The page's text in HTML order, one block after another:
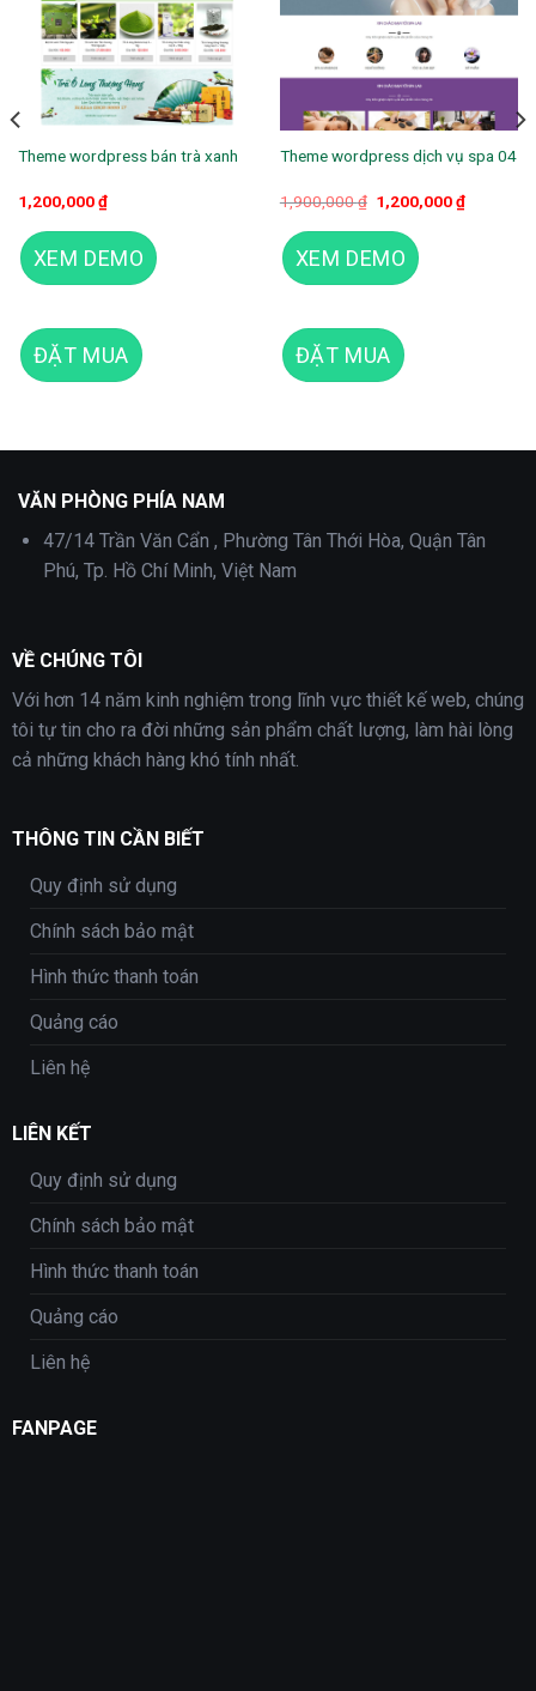
Theme wordpress bán trà xanh
1,200,000₫
XEM DEMO
ĐẶT MUA
Theme wordpress dịch vụ spa 04
1,900,000₫ Giá
gốc
là:
1,900,000 ₫.
1,200,000₫Giá
hiện
XEM DEMO
ĐẶT MUA
Theme wordpress spa 06
VĂN PHÒNG PHÍA NAM
47/14 Trần Văn Cẩn , Phường Tân Thới Hòa, Quận Tân
Phú, Tp. Hồ Chí Minh, Việt Nam
VỀ CHÚNG TÔI
Với hơn 14 năm kinh nghiệm trong lĩnh vực thiết kế web, chúng
tôi tự tin cho ra đời những sản phẩm chất lượng, làm hài lòng
cả những khách hàng khó tính nhất.
THÔNG TIN CẦN BIẾT
Quy định sử dụng
Chính sách bảo mật
Hình thức thanh toán
Quảng cáo
Liên hệ
LIÊN KẾT
Quy định sử dụng
Chính sách bảo mật
Hình thức thanh toán
Quảng cáo
Liên hệ
FANPAGE